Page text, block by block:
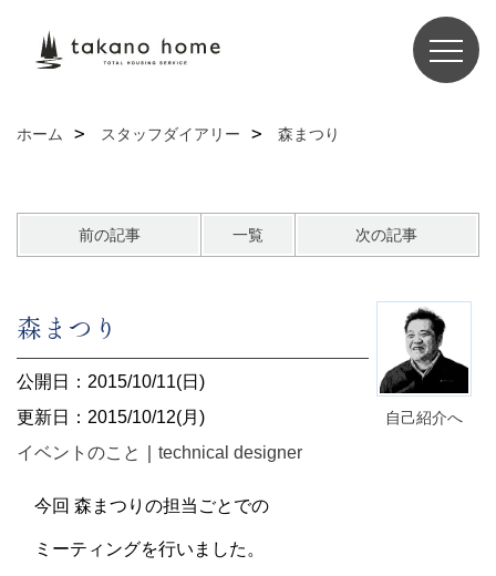
ホーム スタッフダイアリー 森まつり
前の記事 一覧 次の記事
自己紹介へ
森まつり
公開日：2015/10/11(日)
更新日：2015/10/12(月)
イベントのこと
technical designer
今回 森まつりの担当ごとでの
ミーティングを行いました。